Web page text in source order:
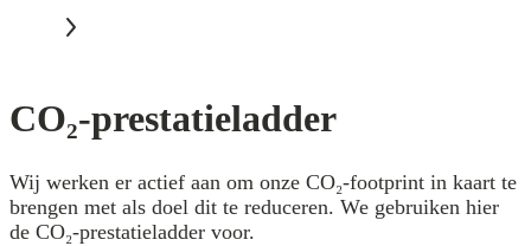
CO₂-prestatieladder
Wij werken er actief aan om onze CO₂-footprint in kaart te
brengen met als doel dit te reduceren. We gebruiken hier
de CO₂-prestatieladder voor.